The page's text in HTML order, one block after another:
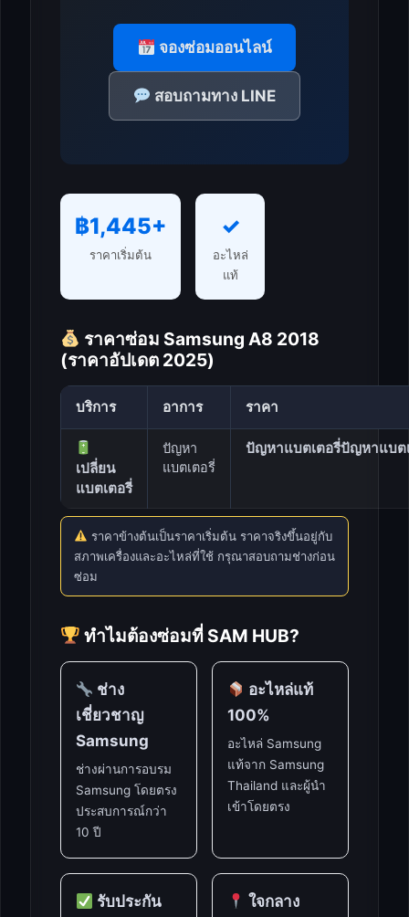
จองซ่อมออนไลน์
สอบถามทาง LINE
฿1,445+
ราคาเริ่มต้น
✓
อะไหล่
แท้
ราคาซ่อม Samsung A8 2018
(ราคาอัปเดต 2025)
บริการ อาการ ราคา
เปลี่ยน
แบตเตอรี่
ปัญหา
แบตเตอรี่
ปัญหาแบตเตอรี่ปัญหาแบตเ
ราคาข้างต้นเป็นราคาเริ่มต้น ราคาจริงขึ้นอยู่กับ
สภาพเครื่องและอะไหล่ที่ใช้ กรุณาสอบถามช่างก่อน
ซ่อม
ทำไมต้องซ่อมที่ SAM HUB?
ช่าง
เชี่ยวชาญ
Samsung
ช่างผ่านการอบรม
Samsung โดยตรง
ประสบการณ์กว่า
10 ปี
อะไหล่แท้
100%
อะไหล่ Samsung
แท้จาก Samsung
Thailand และผู้นำ
เข้าโดยตรง
รับประกัน
ใจกลาง